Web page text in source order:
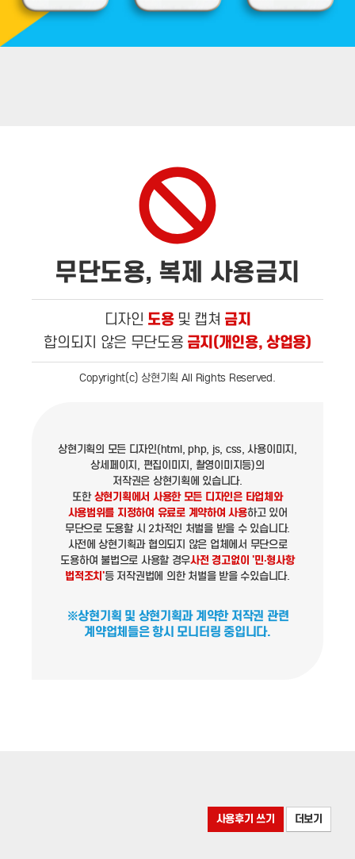
무단도용, 복제 사용금지
디자인 도용및 캡쳐 금지
합의되지 않은 무단도용 금지(개인용, 상업용)
Copyright(c) 상현기획 All Rights Reserved.
상현기획의 모든 디자인(html, php, js, css, 사용이미지,
상세페이지, 편집이미지, 촬영이미지등)의
저작권은 상현기획에 있습니다.
또한상현기획에서 사용한 모든 디자인은 타업체와
사용범위를 지정하여 유료로 계약하여 사용하고 있어
무단으로 도용할 시 2차적인 처벌을 받을 수 있습니다.
사전에 상현기획과 협의되지 않은 업체에서 무단으로
도용하여 불법으로 사용할 경우사전 경고없이 '민·형사항
법적조치'등 저작권법에 의한 처벌을 받을 수있습니다.
※상현기획 및 상현기획과 계약한 저작권 관련
계약업체들은 항시 모니터링 중입니다.
사용후기 쓰기 더보기